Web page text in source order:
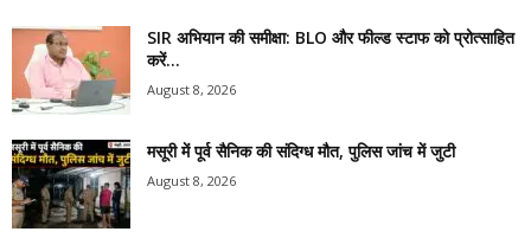
SIR अभियान की समीक्षा: BLO और फील्ड स्टाफ को प्रोत्साहित
करें...
August 8, 2026
मसूरी में पूर्व सैनिक की संदिग्ध मौत, पुलिस जांच में जुटी
August 8, 2026